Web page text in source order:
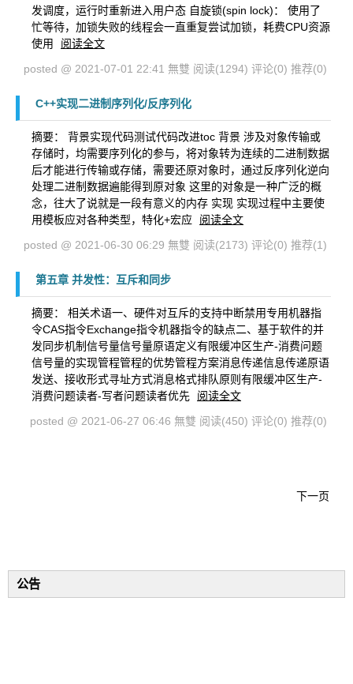
发调度，运行时重新进入用户态 自旋锁(spin lock)： 使用了
忙等待，加锁失败的线程会一直重复尝试加锁，耗费CPU资源
使用
阅读全文
posted @ 2021-07-01 22:41 無雙 阅读(1294) 评论(0) 推荐(0)
C++实现二进制序列化/反序列化
摘要： 背景实现代码测试代码改进toc 背景 涉及对象传输或
存储时，均需要序列化的参与，将对象转为连续的二进制数据
后才能进行传输或存储，需要还原对象时，通过反序列化逆向
处理二进制数据遍能得到原对象 这里的对象是一种广泛的概
念，往大了说就是一段有意义的内存 实现 实现过程中主要使
用模板应对各种类型，特化+宏应
阅读全文
posted @ 2021-06-30 06:29 無雙 阅读(2173) 评论(0) 推荐(1)
第五章 并发性：互斥和同步
摘要： 相关术语一、硬件对互斥的支持中断禁用专用机器指
令CAS指令Exchange指令机器指令的缺点二、基于软件的并
发同步机制信号量信号量原语定义有限缓冲区生产-消费问题
信号量的实现管程管程的优势管程方案消息传递信息传递原语
发送、接收形式寻址方式消息格式排队原则有限缓冲区生产-
消费问题读者-写者问题读者优先
阅读全文
posted @ 2021-06-27 06:46 無雙 阅读(450) 评论(0) 推荐(0)
下一页
公告